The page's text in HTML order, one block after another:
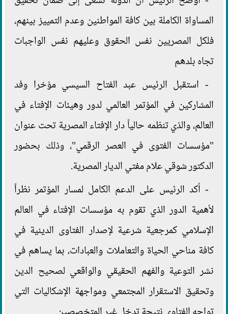
المساواة الكاملة بين كافة المواطنين وعدم التمييز بينهم،
فلكل المصريين نفس الحقوق وعليهم نفس الواجبات
تجاه بلدهم
- استقبل الرئيس عبد الفتاح السيسي مؤخرا وفد
المشاركين في المؤتمر العالمي لدور وهيئات الإفتاء في
العالم، والذي تنظمه حالياً دار الإفتاء المصرية تحت عنوان
"مؤسسات الفتوى في العصر الرقمي"، وذلك بحضور
الدكتور شوقي علام مفتي الديار المصرية.
- أكد الرئيس على الدعم الكامل لمسار المؤتمر نظراً
لأهمية الدور الذي تقوم به مؤسسات الإفتاء في العالم
الإسلامي كمرجعية شرعية لإصدار الفتاوى الدينية في
كافة مناحي الحياة والتعاملات والعبادات، بما يساهم في
نشر التوعية والفهم الحقيقي والواقعي لصحيح الدين
وتحقيق الاستقرار المجتمعي ومواجهة الإشكاليات التي